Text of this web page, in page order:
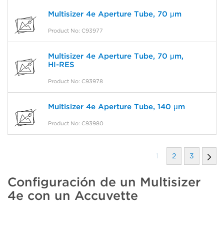
Multisizer 4e Aperture Tube, 70 μm
Product No: C93977
Multisizer 4e Aperture Tube, 70 μm,
HI-RES
Product No: C93978
Multisizer 4e Aperture Tube, 140 μm
Product No: C93980
1 2 3
Configuración de un Multisizer
4e con un Accuvette